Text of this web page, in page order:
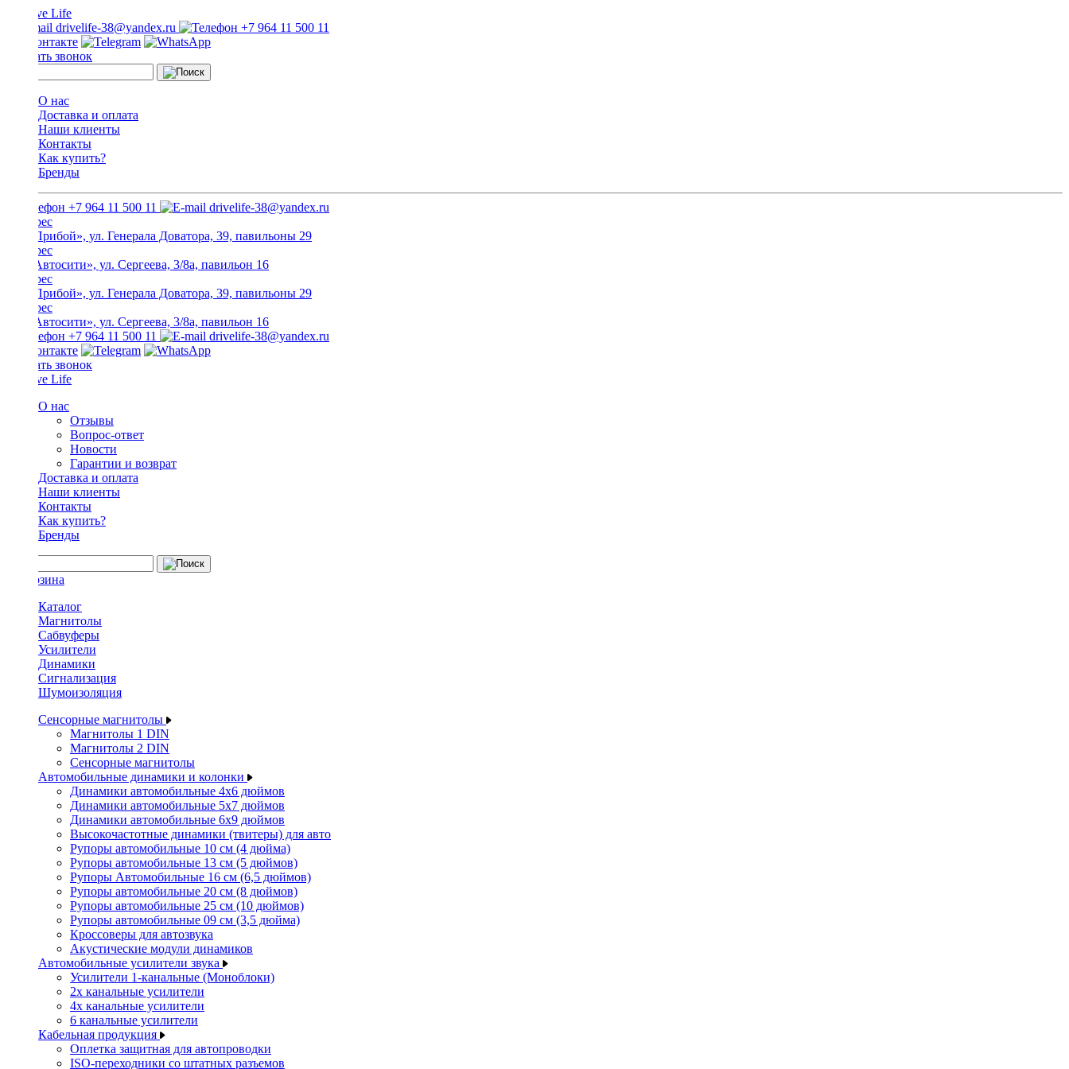
drivelife-38@yandex.ru +7 964 11 500 11
Заказать звонок
О нас
Доставка и оплата
Наши клиенты
Контакты
Как купить?
Бренды
+7 964 11 500 11 drivelife-38@yandex.ru
ТЦ «Прибой», ул. Генерала Доватора, 39, павильоны 29
ТЦ «Автосити», ул. Сергеева, 3/8а, павильон 16
ТЦ «Прибой», ул. Генерала Доватора, 39, павильоны 29
ТЦ «Автосити», ул. Сергеева, 3/8а, павильон 16
+7 964 11 500 11
drivelife-38@yandex.ru
Заказать звонок
О нас
Отзывы
Вопрос-ответ
Новости
Гарантии и возврат
Доставка и оплата
Наши клиенты
Контакты
Как купить?
Бренды
Каталог
Магнитолы
Сабвуферы
Усилители
Динамики
Сигнализация
Шумоизоляция
Сенсорные магнитолы
Магнитолы 1 DIN
Магнитолы 2 DIN
Сенсорные магнитолы
Автомобильные динамики и колонки
Динамики автомобильные 4x6 дюймов
Динамики автомобильные 5x7 дюймов
Динамики автомобильные 6x9 дюймов
Высокочастотные динамики (твитеры) для авто
Рупоры автомобильные 10 см (4 дюйма)
Рупоры автомобильные 13 см (5 дюймов)
Рупоры Автомобильные 16 см (6,5 дюймов)
Рупоры автомобильные 20 см (8 дюймов)
Рупоры автомобильные 25 см (10 дюймов)
Рупоры автомобильные 09 см (3,5 дюйма)
Кроссоверы для автозвука
Акустические модули динамиков
Автомобильные усилители звука
Усилители 1-канальные (Моноблоки)
2х канальные усилители
4х канальные усилители
6 канальные усилители
Кабельная продукция
Оплетка защитная для автопроводки
ISO-переходники со штатных разъемов